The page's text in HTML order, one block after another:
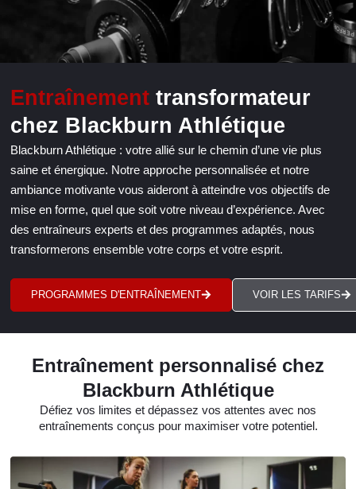
Entraînement transformateur
chez Blackburn Athlétique
Blackburn Athlétique : votre allié sur le chemin d’une vie plus
saine et énergique. Notre approche personnalisée et notre
ambiance motivante vous aideront à atteindre vos objectifs de
mise en forme, quel que soit votre niveau d’expérience. Avec
des entraîneurs experts et des programmes adaptés, nous
transformerons ensemble votre corps et votre esprit.
PROGRAMMES D'ENTRAÎNEMENT VOIR LES TARIFS
Entraînement personnalisé chez
Blackburn Athlétique
Défiez vos limites et dépassez vos attentes avec nos
entraînements conçus pour maximiser votre potentiel.